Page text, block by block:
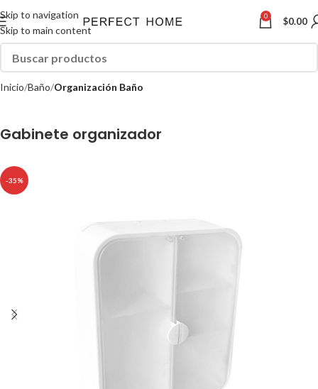
Skip to navigation
Skip to main content
0 $0.00
Inicio Baño Organización Baño
Gabinete organizador
-35%